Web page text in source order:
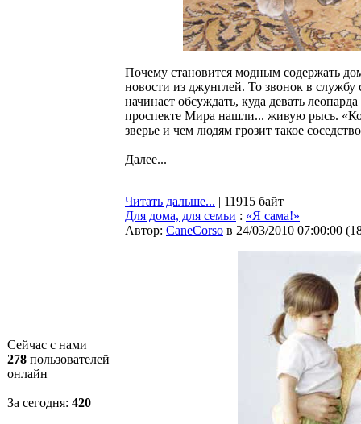
Сейчас с нами
278 пользователей
онлайн
За сегодня: 420
Почему становится модным содержать
новости из джунглей. То звонок в службу
начинает обсуждать, куда девать
проспекте Мира нашли... живую рысь.
зверье и чем людям грозит такое
Далее...
Читать дальше... | 11915 байт
Для дома, для семьи : «Я сама!»
Автор: CaneCorso в 24/03/2010 07:00:00 (